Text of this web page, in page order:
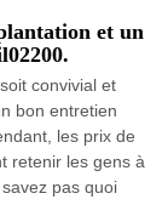
et un
convivial et
bon entretien
les prix de
retenir les gens à
pas quoi